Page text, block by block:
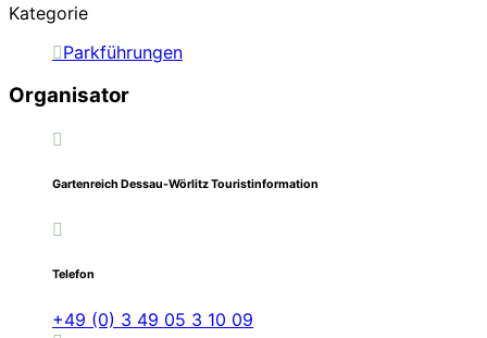
Kategorie
Parkführungen
Organisator
Gartenreich Dessau-Wörlitz Touristinformation
Telefon
+49 (0) 3 49 05 3 10 09